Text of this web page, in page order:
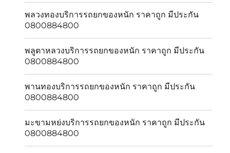
พลวงทองบริการรถยกของหนัก ราคาถูก มีประกัน
0800884800
พลูตาหลวงบริการรถยกของหนัก ราคาถูก มีประกัน
0800884800
พานทองบริการรถยกของหนัก ราคาถูก มีประกัน
0800884800
มะขามหย่งบริการรถยกของหนัก ราคาถูก มีประกัน
0800884800